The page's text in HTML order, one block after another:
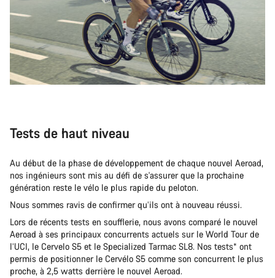
Tests de haut niveau
Au début de la phase de développement de chaque nouvel Aeroad,
nos ingénieurs sont mis au défi de s'assurer que la prochaine
génération reste le vélo le plus rapide du peloton.
Nous sommes ravis de confirmer qu’ils ont à nouveau réussi.
Lors de récents tests en soufflerie, nous avons comparé le nouvel
Aeroad à ses principaux concurrents actuels sur le World Tour de
l’UCI, le Cervelo S5 et le Specialized Tarmac SL8. Nos tests* ont
permis de positionner le Cervélo S5 comme son concurrent le plus
proche, à 2,5 watts derrière le nouvel Aeroad.